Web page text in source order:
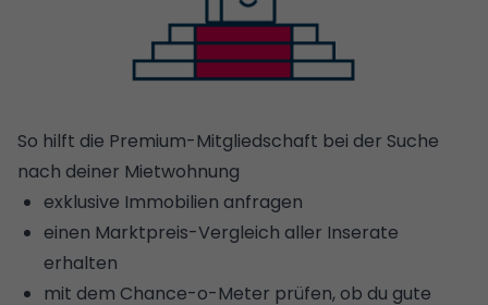
So hilft die Premium-Mitgliedschaft bei der Suche
nach deiner Mietwohnung
exklusive Immobilien anfragen
einen Marktpreis-Vergleich aller Inserate
erhalten
mit dem Chance-o-Meter prüfen, ob du gute